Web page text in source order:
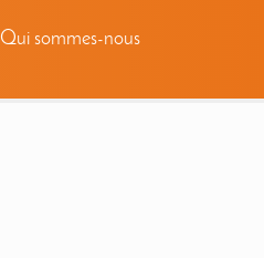
Qui sommes-nous